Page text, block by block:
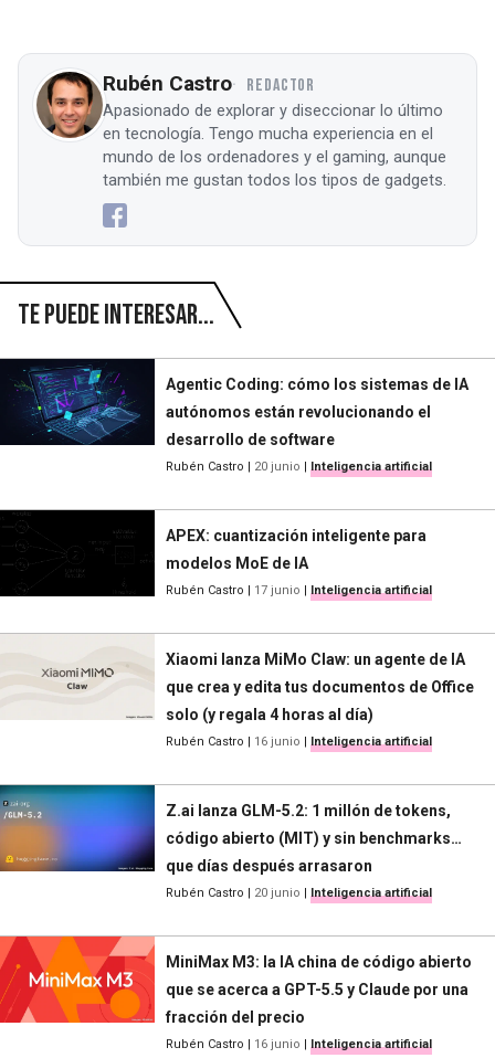
Rubén Castro REDACTOR
Apasionado de explorar y diseccionar lo último
en tecnología. Tengo mucha experiencia en el
mundo de los ordenadores y el gaming, aunque
también me gustan todos los tipos de gadgets.
Te puede interesar...
Agentic Coding: cómo los sistemas de IA
autónomos están revolucionando el
desarrollo de software
Rubén Castro | 20 junio | Inteligencia artificial
APEX: cuantización inteligente para
modelos MoE de IA
Rubén Castro | 17 junio | Inteligencia artificial
Xiaomi lanza MiMo Claw: un agente de IA
que crea y edita tus documentos de Office
solo (y regala 4 horas al día)
Rubén Castro | 16 junio | Inteligencia artificial
Z.ai lanza GLM-5.2: 1 millón de tokens,
código abierto (MIT) y sin benchmarks…
que días después arrasaron
Rubén Castro | 20 junio | Inteligencia artificial
MiniMax M3: la IA china de código abierto
que se acerca a GPT-5.5 y Claude por una
fracción del precio
Rubén Castro | 16 junio | Inteligencia artificial